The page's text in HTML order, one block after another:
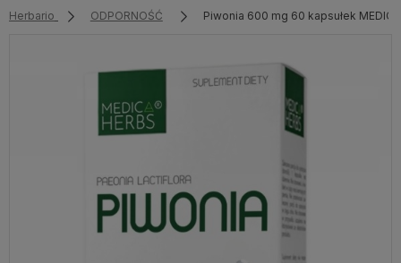
Herbario ODPORNOŚĆ Piwonia 600 mg 60 kapsułek MEDICA